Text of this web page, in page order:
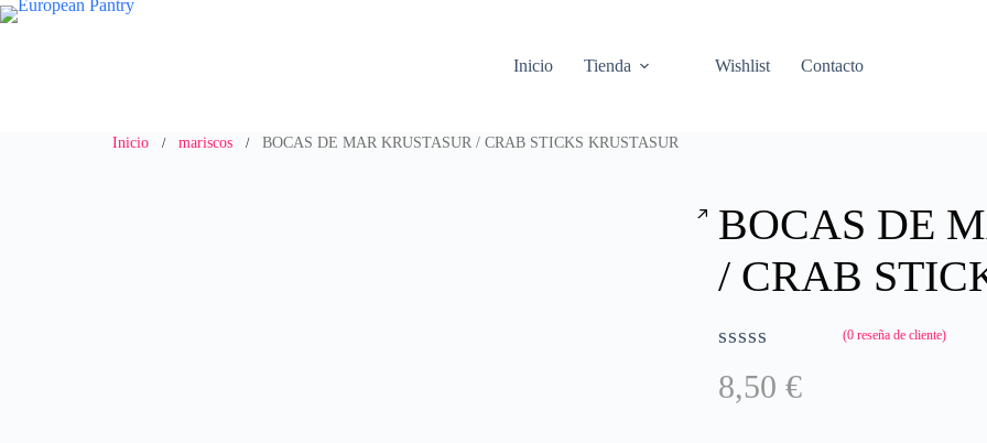
Saltar
al
Inicio
Tienda Wishlist Contacto
Inicio / mariscos / BOCAS DE MAR KRUSTASUR / CRAB STICKS KRUSTASUR
BOCAS DE
/ CRAB
a
(0 reseña de cliente)
8,50 €